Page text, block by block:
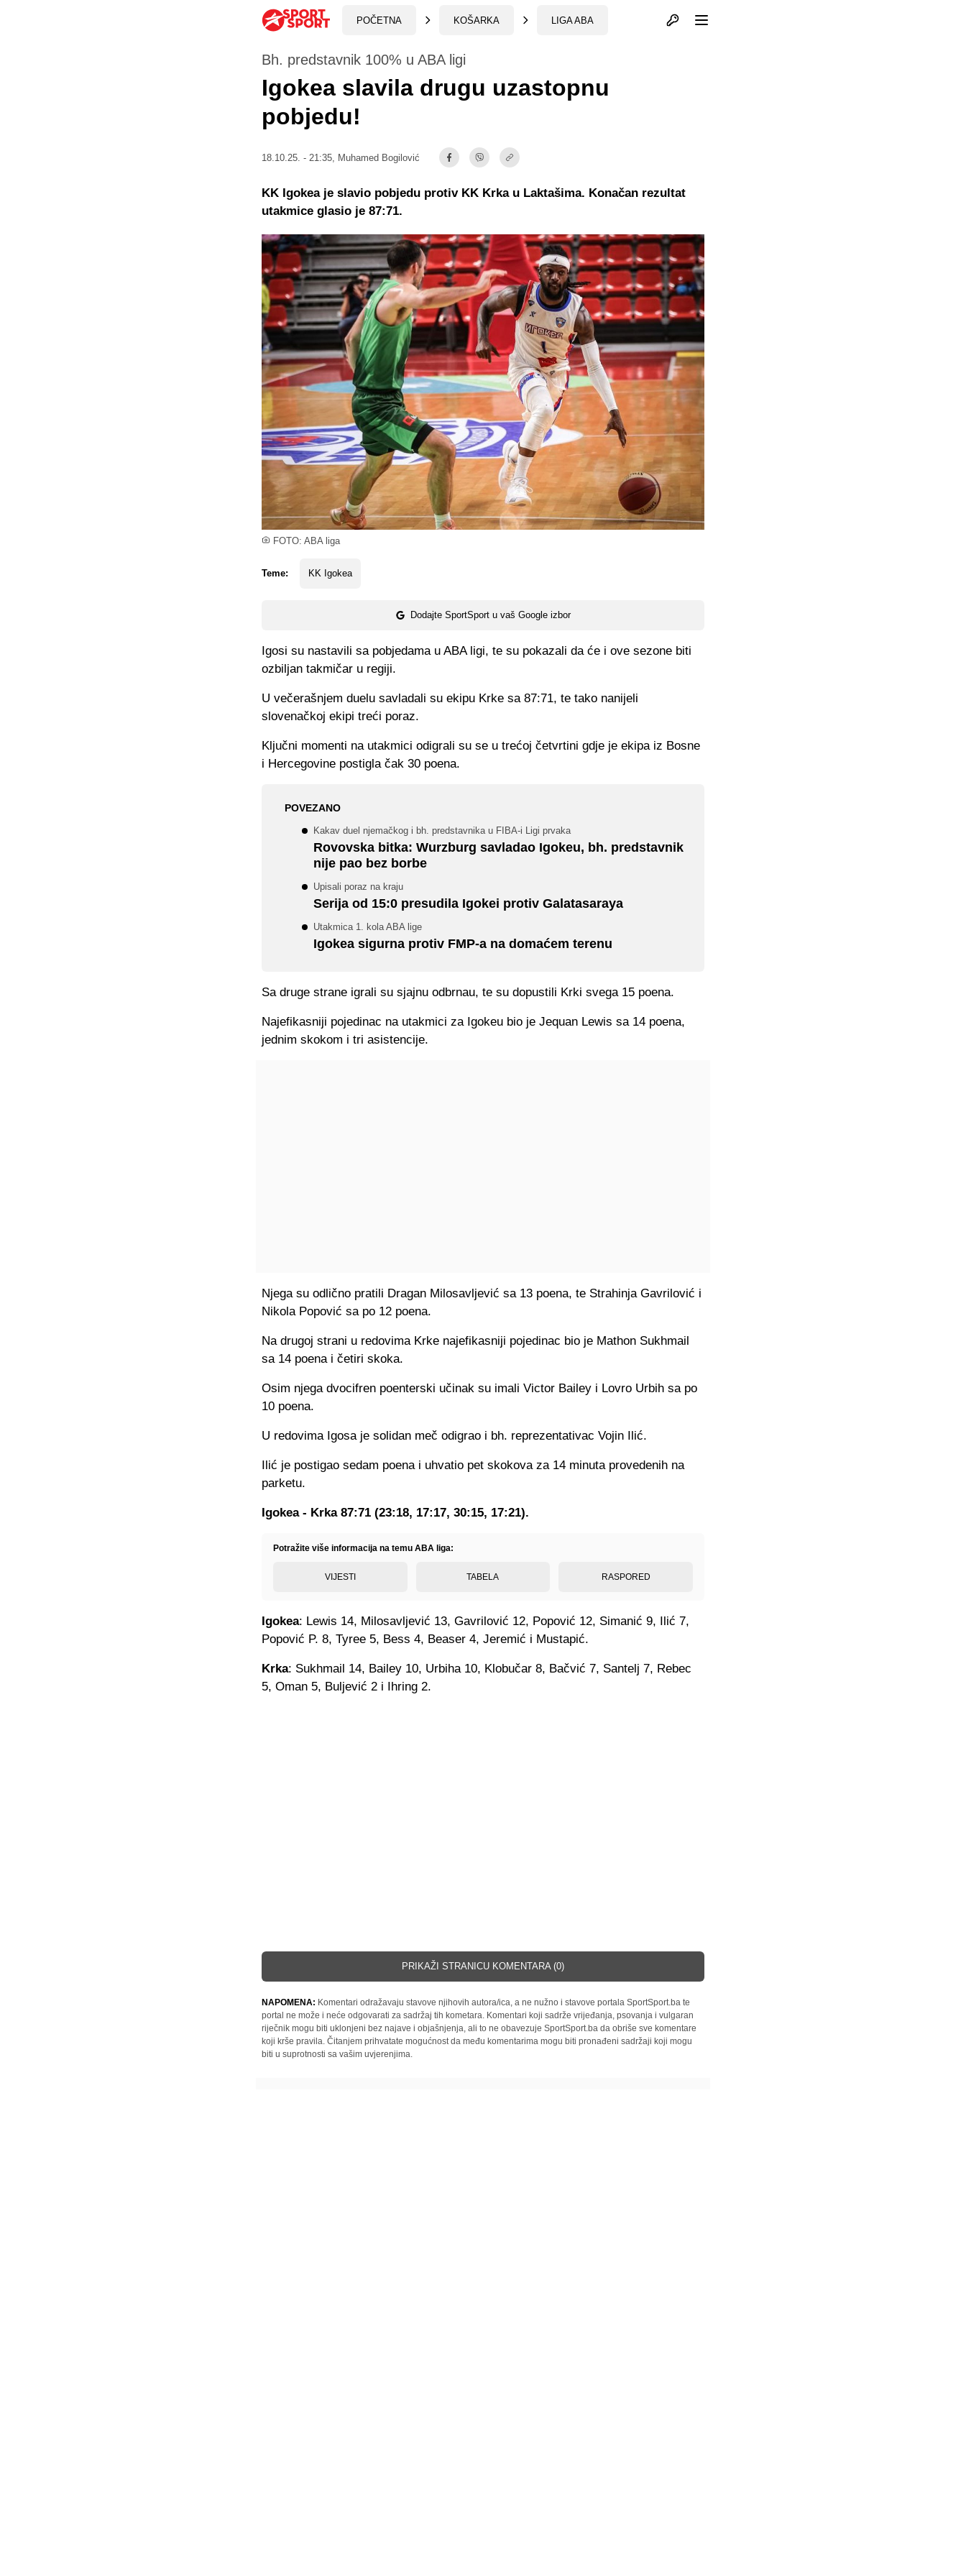
POČETNA KOŠARKA LIGA ABA Otvori profil
FOTO: ABA liga
Bh. predstavnik 100% u ABA ligi
Igokea slavila drugu uzastopnu
pobjedu!
18.10.25. - 21:35, Muhamed Bogilović
Teme: KK Igokea
Dodajte SportSport u vaš Google izbor
KK Igokea je slavio pobjedu protiv KK Krka u Laktašima. Konačan rezultat
utakmice glasio je 87:71.
Igosi su nastavili sa pobjedama u ABA ligi, te su pokazali da će i ove sezone biti
ozbiljan takmičar u regiji.
U večerašnjem duelu savladali su ekipu Krke sa 87:71, te tako nanijeli
slovenačkoj ekipi treći poraz.
Ključni momenti na utakmici odigrali su se u trećoj četvrtini gdje je ekipa iz Bosne
i Hercegovine postigla čak 30 poena.
POVEZANO
Kakav duel njemačkog i bh. predstavnika u FIBA-i Ligi prvaka
Rovovska bitka: Wurzburg savladao Igokeu, bh. predstavnik
nije pao bez borbe
Upisali poraz na kraju
Serija od 15:0 presudila Igokei protiv Galatasaraya
Utakmica 1. kola ABA lige
Igokea sigurna protiv FMP-a na domaćem terenu
Sa druge strane igrali su sjajnu odbrnau, te su dopustili Krki svega 15 poena.
Najefikasniji pojedinac na utakmici za Igokeu bio je Jequan Lewis sa 14 poena,
jednim skokom i tri asistencije.
Njega su odlično pratili Dragan Milosavljević sa 13 poena, te Strahinja Gavrilović i
Nikola Popović sa po 12 poena.
Na drugoj strani u redovima Krke najefikasniji pojedinac bio je Mathon Sukhmail
sa 14 poena i četiri skoka.
Osim njega dvocifren poenterski učinak su imali Victor Bailey i Lovro Urbih sa po
10 poena.
U redovima Igosa je solidan meč odigrao i bh. reprezentativac Vojin Ilić.
Ilić je postigao sedam poena i uhvatio pet skokova za 14 minuta provedenih na
parketu.
Igokea - Krka 87:71 (23:18, 17:17, 30:15, 17:21).
Potražite više informacija na temu ABA liga:
VIJESTI TABELA RASPORED
Igokea: Lewis 14, Milosavljević 13, Gavrilović 12, Popović 12, Simanić 9, Ilić 7,
Popović P. 8, Tyree 5, Bess 4, Beaser 4, Jeremić i Mustapić.
Krka: Sukhmail 14, Bailey 10, Urbiha 10, Klobučar 8, Bačvić 7, Santelj 7, Rebec
5, Oman 5, Buljević 2 i Ihring 2.
PRIKAŽI STRANICU KOMENTARA (0)
NAPOMENA: Komentari odražavaju stavove njihovih autora/ica, a ne nužno i stavove portala SportSport.ba te
portal ne može i neće odgovarati za sadržaj tih kometara. Komentari koji sadrže vrijeđanja, psovanja i vulgaran
riječnik mogu biti uklonjeni bez najave i objašnjenja, ali to ne obavezuje SportSport.ba da obriše sve komentare
koji krše pravila. Čitanjem prihvatate mogućnost da među komentarima mogu biti pronađeni sadržaji koji mogu
biti u suprotnosti sa vašim uvjerenjima.